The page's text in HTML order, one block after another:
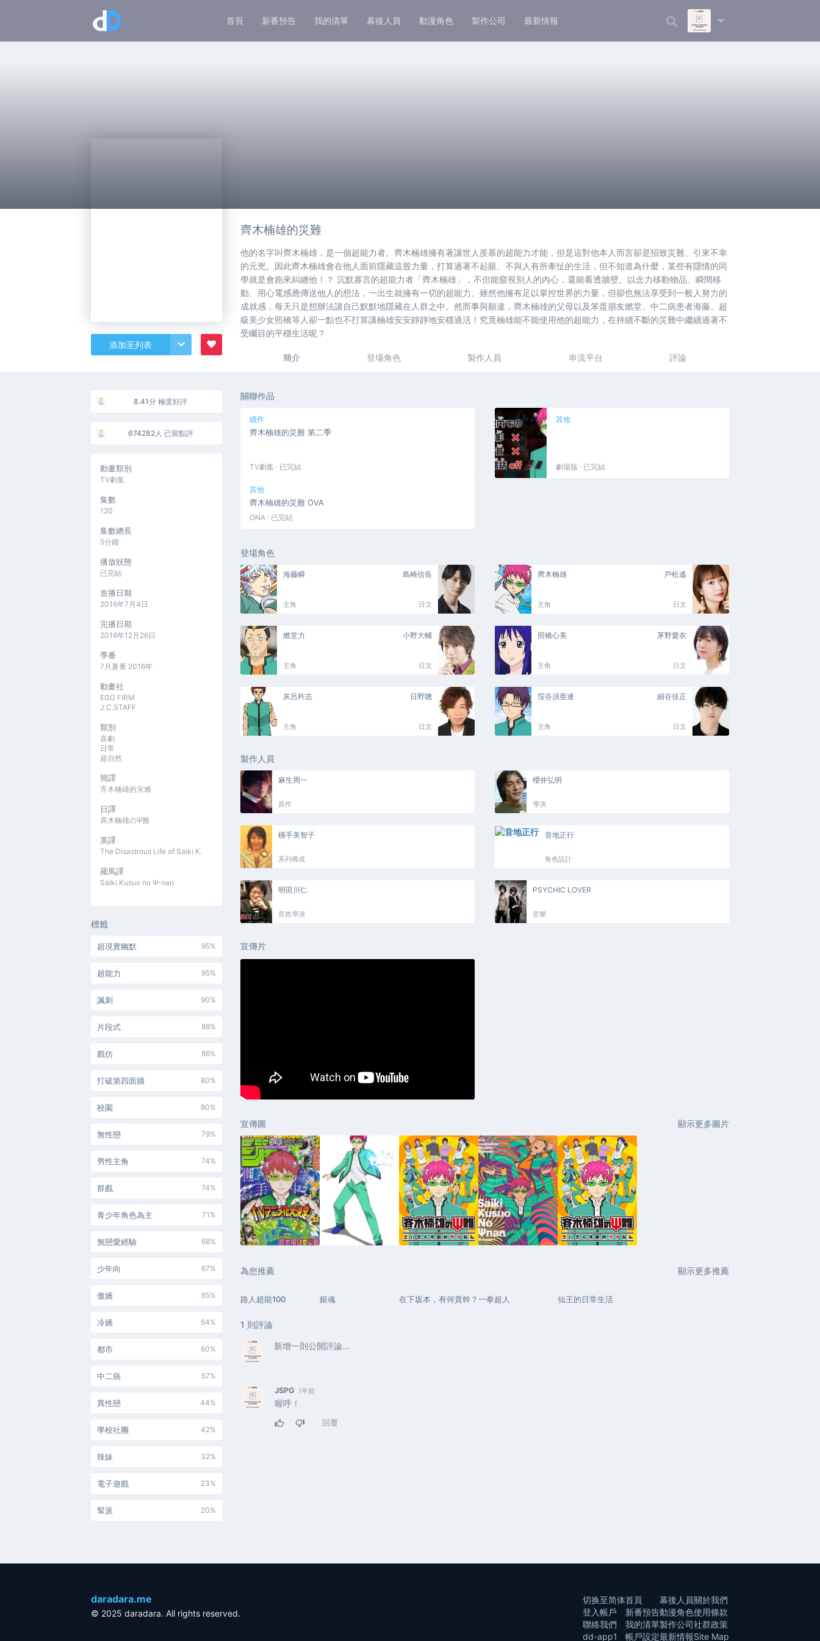
首頁 新番預告 我的清單 幕後人員 動漫角色 製作公司 最新情報
添加至列表 ♥
齊木楠雄的災難
他的名字叫齊木楠雄，是一個超能力者。齊木楠雄擁有著讓世人羨慕的超能力才能，但是這對他本人而言卻是招致災難、引來不幸
的元兇。因此齊木楠雄會在他人面前隱藏這股力量，打算過著不起眼、不與人有所牽扯的生活，但不知道為什麼，某些有隱情的同
學就是會跑來糾纏他！？ 沉默寡言的超能力者「齊木楠雄」，不但能窺視別人的內心，還能看透牆壁、以念力移動物品、瞬間移
動、用心電感應傳送他人的想法，一出生就擁有一切的超能力。雖然他擁有足以掌控世界的力量，但卻也無法享受到一般人努力的
成就感，每天只是想辦法讓自己默默地隱藏在人群之中。然而事與願違，齊木楠雄的父母以及笨蛋朋友燃堂、中二病患者海藤、超
級美少女照橋等人卻一點也不打算讓楠雄安安靜靜地安穩過活！究竟楠雄能不能使用他的超能力，在持續不斷的災難中繼續過著不
受矚目的平穩生活呢？
簡介 登場角色 製作人員 串流平台 評論
8.41分 極度好評
674282人 已留點評
動畫類別
TV劇集
集數
120
集數總長
5分鐘
播放狀態
已完結
首播日期
2016年7月4日
完播日期
2016年12月26日
季番
7月夏番 2016年
動畫社
EGG FIRM
J.C.STAFF
類別
喜劇
日常
超自然
簡譯
齐木楠雄的灾难
日譯
斉木楠雄のΨ難
英譯
The Disastrous Life of Saiki K.
羅馬譯
Saiki Kusuo no Ψ-nan
標籤
超現實幽默 95%
超能力 95%
諷刺 90%
片段式 88%
戲仿 86%
打破第四面牆 80%
校園 80%
無性戀 79%
男性主角 74%
群戲 74%
青少年角色為主 71%
無戀愛經驗 68%
少年向 67%
傲嬌 65%
冷嬌 64%
都市 60%
中二病 57%
異性戀 44%
學校社團 42%
辣妹 32%
電子遊戲 23%
幫派 20%
關聯作品
續作
齊木楠雄的災難 第二季
TV劇集 · 已完結
其他
劇場版 · 已完結
其他
齊木楠雄的災難 OVA
ONA · 已完結
登場角色
海藤瞬 島崎信長
主角 日文
齊木楠雄 戶松遙
主角 日文
燃堂力 小野大輔
主角 日文
照橋心美 茅野愛衣
主角 日文
灰呂杵志 日野聰
主角 日文
窪谷須亜連 細谷佳正
主角 日文
製作人員
麻生周一
原作
櫻井弘明
導演
橫手美智子
系列構成
音地正行
角色設計
明田川仁
音效導演
PSYCHIC LOVER
音樂
宣傳片
宣傳圖 顯示更多圖片
為您推薦 顯示更多推薦
路人超能100 銀魂 在下坂本，有何貴幹？一拳超人 仙王的日常生活
1 則評論
JSPG 1年前
喔呼！
thumb_up thumb_down 回覆
daradara.me
© 2025 daradara. All rights reserved.
切换至简体
登入帳戶
聯絡我們
dd-app1
首頁
新番預告
我的清單
帳戶設定
幕後人員
動漫角色
製作公司
最新情報
關於我們
使用條款
社群政策
Site Map